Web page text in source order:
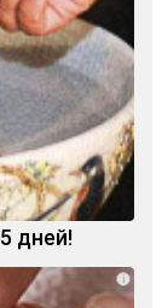
дней!
i